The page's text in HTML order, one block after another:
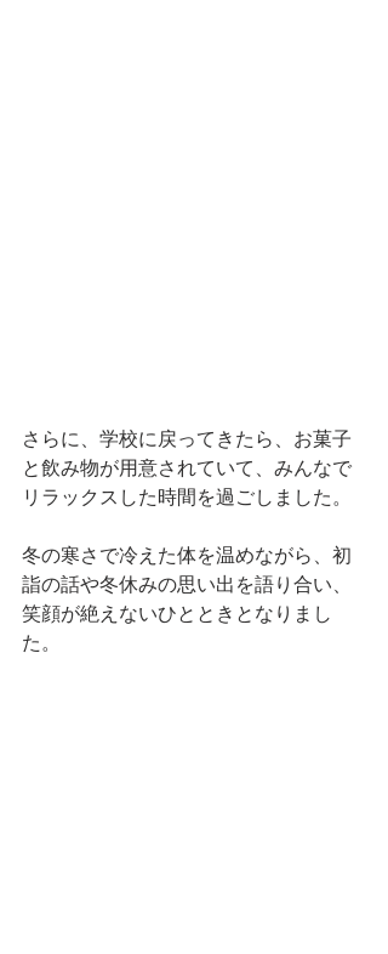
さらに、学校に戻ってきたら、お菓子
と飲み物が用意されていて、みんなで
リラックスした時間を過ごしました。
冬の寒さで冷えた体を温めながら、初
詣の話や冬休みの思い出を語り合い、
笑顔が絶えないひとときとなりまし
た。